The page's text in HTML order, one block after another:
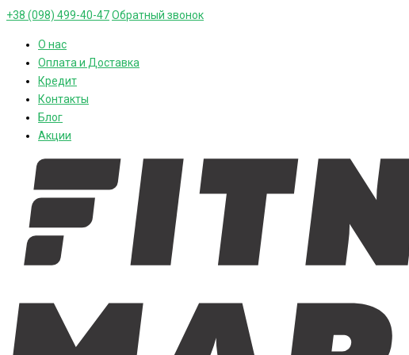
+38 (098) 499-40-47Обратный звонок
О нас
Оплата и Доставка
Кредит
Контакты
Блог
Акции